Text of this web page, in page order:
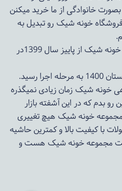
خانوادگی از ما خرید میکنن
خونه شیکرو تبدیل به
ایده طراحی و ساخت وبسایت خونه شیک از پاییز سال 1399در
رسید.
خونه شیکزمان زیادی نمیگذره
رو بدم که در این آشفته بازار
خونه شیک هیچ تغییری
با کیفیت بالا و کمترین حاشیه
مجموعهخونه شیک هست و